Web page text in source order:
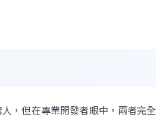
，但在專業開發者眼中，兩者完